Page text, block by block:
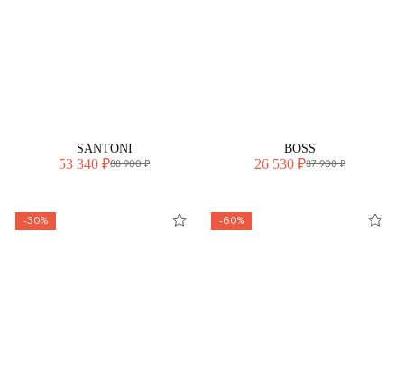
SANTONI
53 340 ₽88 900 ₽
BOSS
26 530 ₽37 900 ₽
-30% -60%